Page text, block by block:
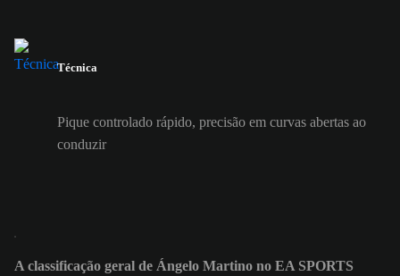
Técnica
Pique controlado rápido, precisão em curvas abertas ao
conduzir
A classificação geral de Ángelo Martino no EA SPORTS